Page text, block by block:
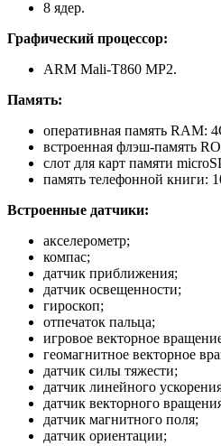
8 ядер.
Графический процессор:
ARM Mali-T860 MP2.
Память:
оперативная память RAM:
встроенная флэш-память
слот для карт памяти
память телефонной книги:
Встроенные датчики:
акселерометр;
компас;
датчик приближения;
датчик освещенности;
гироскоп;
отпечаток пальца;
игровое векторное
геомагнитное векторное
датчик силы тяжести;
датчик линейного
датчик векторного
датчик магнитного поля;
датчик ориентации;